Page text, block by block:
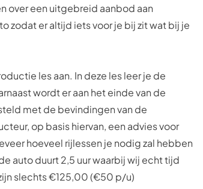
over een uitgebreid aanbod aan
zodat er altijd iets voor je bij zit wat bij je
les aan. In deze les leer je de
wordt er aan het einde van de
met de bevindingen van de
op basis hiervan, een advies voor
hoeveel rijlessen je nodig zal hebben
auto duurt 2,5 uur waarbij wij echt tijd
slechts €125,00 (€50 p/u)